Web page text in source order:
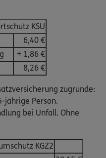
KSU
6,40 €
+ 1,86 €
8,26 €
zugrunde:
jährige Person.
bei Unfall. Ohne
KGZ2